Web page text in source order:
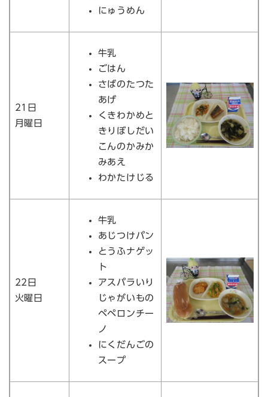
にゅうめん
21日
月曜日
牛乳
ごはん
さばのたつた
あげ
くきわかめと
きりぼしだい
こんのかみか
みあえ
わかたけじる
22日
火曜日
牛乳
あじつけパン
とうふナゲッ
ト
アスパラいり
じゃがいもの
ペペロンチー
ノ
にくだんごの
スープ